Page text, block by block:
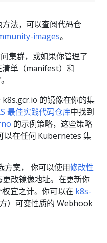
法，可以查阅代码仓
images。
集群，或如果你管理了
清单（manifest）和
。
的镜像在你的集
最佳实践代码仓库中找到
的示例策略，这些策略
以在任何 Kubernetes 集
方案， 你可以使用修改性
更改镜像地址。在更新你
宜之计。你可以在 k8s-
）可变性质的 Webhook